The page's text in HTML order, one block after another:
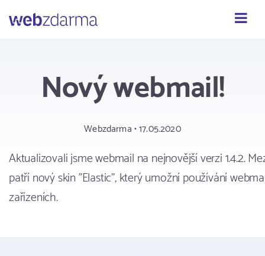
Nový webmail!
Webzdarma • 17.05.2020
Aktualizovali jsme webmail na nejnovější verzi 1.4.2.
patří nový skin "Elastic", který umožní používání
zařízeních.